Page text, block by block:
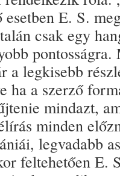
E. S.
csak egy
pontosságra.
a legkisebb
ha a szerző
mindazt,
minden
legvadabb
feltehetően E.